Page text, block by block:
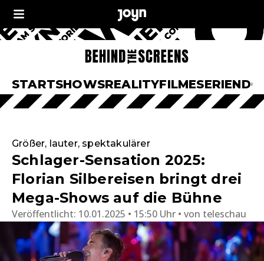
STARTSHOWSREALITYFILMESERIEN
Größer, lauter, spektakulärer
Schlager-Sensation 2025:
Florian Silbereisen bringt drei
Mega-Shows auf die Bühne
Veröffentlicht: 10.01.2025 • 15:50 Uhr von teleschau